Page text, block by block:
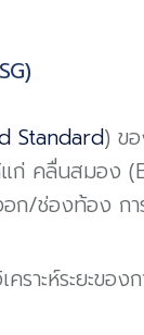
)
Standard) ข
คลื่นสมอง
ก/ช่องท้อง กา
คราะห์ระยะข